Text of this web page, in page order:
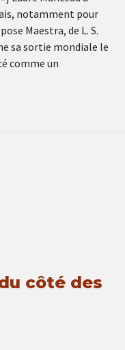
notamment pour
Maestra, de L. S.
sa sortie mondiale le
comme un
côté des